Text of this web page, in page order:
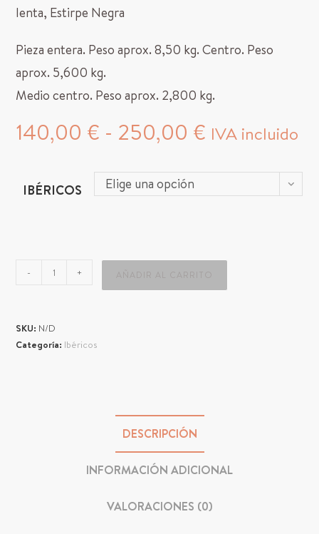
lenta, Estirpe Negra
Pieza entera. Peso aprox. 8,50 kg. Centro. Peso
aprox. 5,600 kg.
Medio centro. Peso aprox. 2,800 kg.
140,00 € - 250,00 € IVA incluido
IBÉRICOS Elige una opción
- + AÑADIR AL CARRITO
SKU: N/D
Categoría: Ibéricos
DESCRIPCIÓN
INFORMACIÓN ADICIONAL
VALORACIONES (0)